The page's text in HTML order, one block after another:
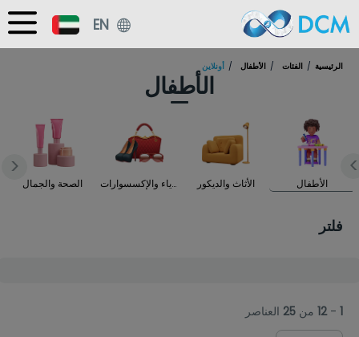
EN
الرئيسية الفئات الأطفال أونلاين
الأطفال
<
الصحة والجمال الأزياء والإكسسوارات الأثاث والديكور الأطفال
>
فلتر
1
-
12 من 25 العناصر